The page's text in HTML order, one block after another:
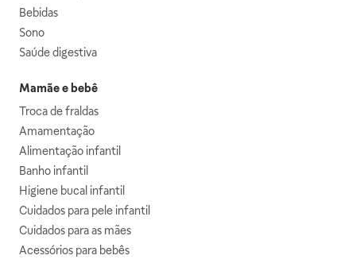
Bebidas
Sono
Saúde digestiva
Mamãe e bebê
Troca de fraldas
Amamentação
Alimentação infantil
Banho infantil
Higiene bucal infantil
Cuidados para pele infantil
Cuidados para as mães
Acessórios para bebês